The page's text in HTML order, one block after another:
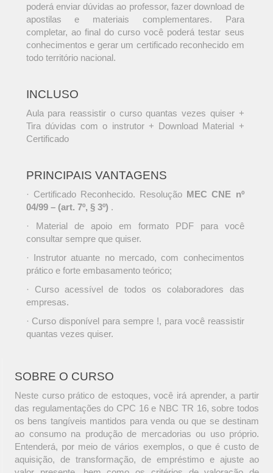
poderá enviar dúvidas ao professor, fazer download de
apostilas e materiais complementares. Para
completar, ao final do curso você poderá testar seus
conhecimentos e gerar um certificado reconhecido em
todo território nacional.
INCLUSO
Aula para reassistir o curso quantas vezes quiser +
Tira dúvidas com o instrutor + Download Material +
Certificado
PRINCIPAIS VANTAGENS
· Certificado Reconhecido. Resolução MEC CNE nº
04/99 – (art. 7º, § 3º) .
· Material de apoio em formato PDF para você
consultar sempre que quiser.
· Instrutor atuante no mercado, com conhecimentos
prático e forte embasamento teórico;
· Curso acessível de todos os colaboradores das
empresas.
· Curso disponível para sempre !, para você reassistir
quantas vezes quiser.
SOBRE O CURSO
Neste curso prático de estoques, você irá aprender, a partir
das regulamentações do CPC 16 e NBC TR 16, sobre todos
os bens tangíveis mantidos para venda ou que se destinam
ao consumo na produção de mercadorias ou uso próprio.
Entenderá, por meio de vários exemplos, o que é custo de
aquisição, de transformação, de empréstimo e ajuste ao